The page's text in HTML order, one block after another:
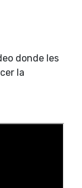
donde les
la